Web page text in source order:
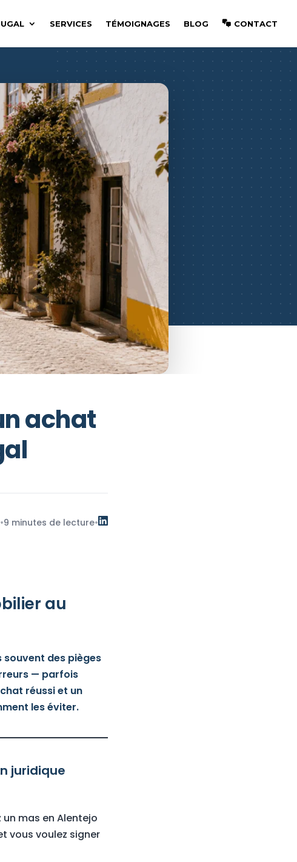
SERVICES TÉMOIGNAGES BLOG CONTACT
achat
•9 minutes de lecture•
au
souvent des pièges
— parfois
réussi et un
les éviter.
juridique
un mas en Alentejo
vous voulez signer